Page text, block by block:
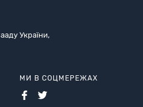
України,
МИ В СОЦМЕРЕЖАХ